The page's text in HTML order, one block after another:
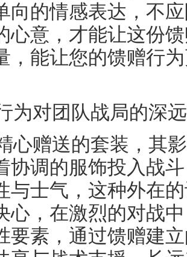
向的情感表达，不
心意，才能让这份
，能让您的馈赠行
为对团队战局的深
心赠送的套装，其
协调的服饰投入战
与士气，这种外在
心，在激烈的对战
要素，通过馈赠建